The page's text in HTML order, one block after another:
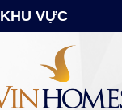
KHU VỰC